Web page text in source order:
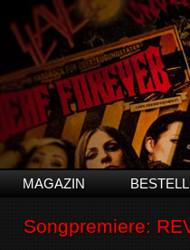
MAGAZIN
Songpremiere: